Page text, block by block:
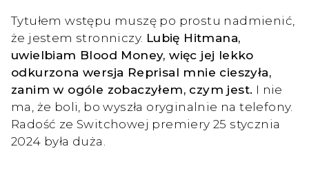
Tytułem wstępu muszę po prostu nadmienić,
że jestem stronniczy. Lubię Hitmana,
uwielbiam Blood Money, więc jej lekko
odkurzona wersja Reprisal mnie cieszyła,
zanim w ogóle zobaczyłem, czym jest. I nie
ma, że boli, bo wyszła oryginalnie na telefony.
Radość ze Switchowej premiery 25 stycznia
2024 była duża.